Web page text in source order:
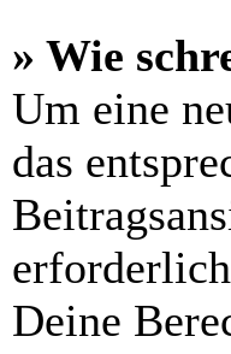
» Wie
Um eine
das
Deine